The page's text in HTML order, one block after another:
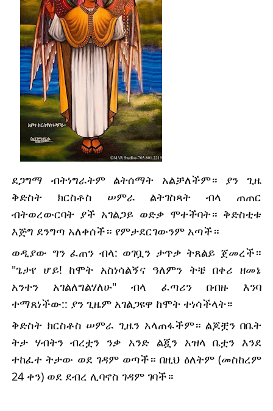
ደጋግማ ብትነግራትም ልትሰማት አልቻለችም። ያን ጊዜ
ቅድስት ክርስቶስ ሠምራ ልትገስጻት ብላ ጠጠር
ብትወረውርባት ያች አገልጋይ ወድቃ ሞተችባት። ቅድስቲቱ
እጅግ ደንግጣ አለቀሰች። የምታደርገውንም አጣች።
ወዲያው ግን ፈጠን ብላ: ወገቧን ታጥቃ ትጸልይ ጀመረች።
"ጌታየ ሆይ! ከሞት አስነሳልኝና ዓለምን ትቼ በቀሪ ዘመኔ
አንተን አገልለግልሃለሁ" ብላ ፈጣሪን በብዙ እንባ
ተማጸነችው:: ያን ጊዜም አገልጋዩዋ ከሞት ተነሳችላት።
ቅድስት ክርስቶስ ሠምራ ጊዜን አላጠፋችም። ልጆቿን በቤት
ትታ ሃብትን ብረቷን ንቃ አንድ ልጇን አዝላ ቤቷን እንደ
ተከፈተ ትታው ወደ ገዳም ወጣች። በዚህ ዕለትም (መስከረም
24 ቀን) ወደ ደብረ ሊባኖስ ገዳም ገባች።